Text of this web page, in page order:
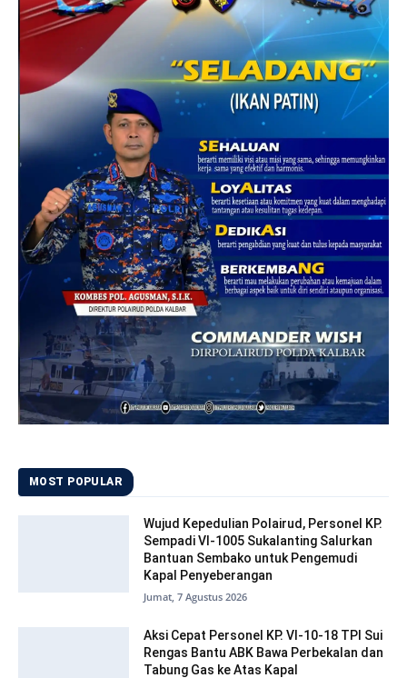
MOST POPULAR
Wujud Kepedulian Polairud, Personel KP.
Sempadi VI-1005 Sukalanting Salurkan
Bantuan Sembako untuk Pengemudi
Kapal Penyeberangan
Jumat, 7 Agustus 2026
Aksi Cepat Personel KP. VI-10-18 TPI Sui
Rengas Bantu ABK Bawa Perbekalan dan
Tabung Gas ke Atas Kapal